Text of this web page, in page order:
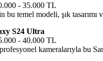
- 35.000 TL
bu temel modeli, şık
S24 Ultra
- 40.000 TL
kameralarıyla bu